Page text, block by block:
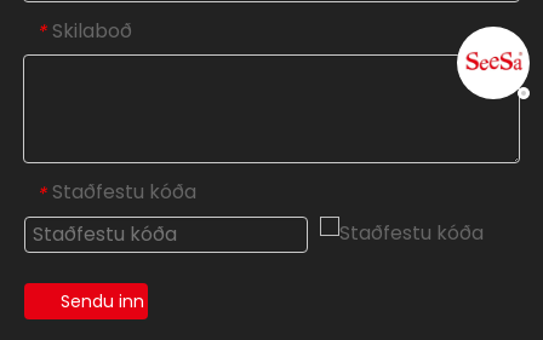
* Skilaboð
* Staðfestu kóða
Sendu inn